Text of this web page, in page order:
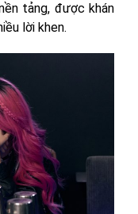
tảng, được khán
lời khen.